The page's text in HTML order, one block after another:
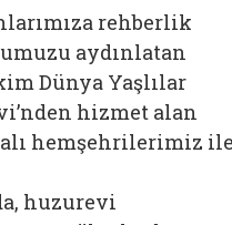
rehberlik
aydınlatan
Dünya Yaşlılar
hizmet alan
hemşehrilerimiz
huzurevi